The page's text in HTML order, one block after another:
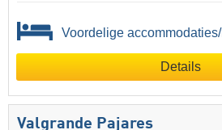
Voordelige
Details
Valgrande Pajares